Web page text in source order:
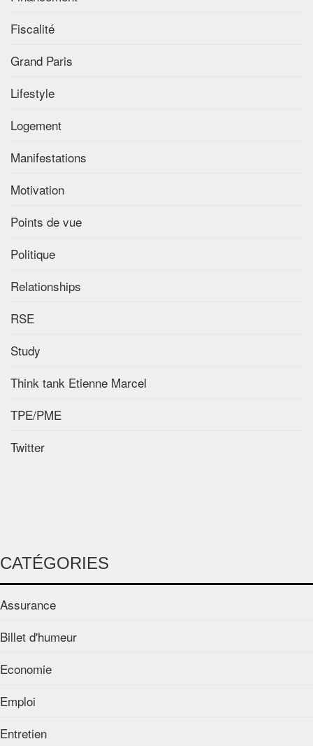
Fiscalité
Grand Paris
Lifestyle
Logement
Manifestations
Motivation
Points de vue
Politique
Relationships
RSE
Study
Think tank Etienne Marcel
TPE/PME
Twitter
CATÉGORIES
Assurance
Billet d'humeur
Economie
Emploi
Entretien